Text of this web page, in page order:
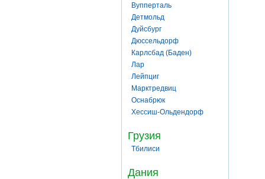
Вупперталь
Детмольд
Дуйсбург
Дюссельдорф
Карлсбад (Баден)
Лар
Лейпциг
Марктредвиц
Оснабрюк
Хессиш-Ольдендорф
Грузия
Тбилиси
Дания